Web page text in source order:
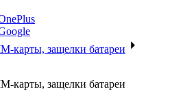
карты, защелки батареи
карты, защелки батареи